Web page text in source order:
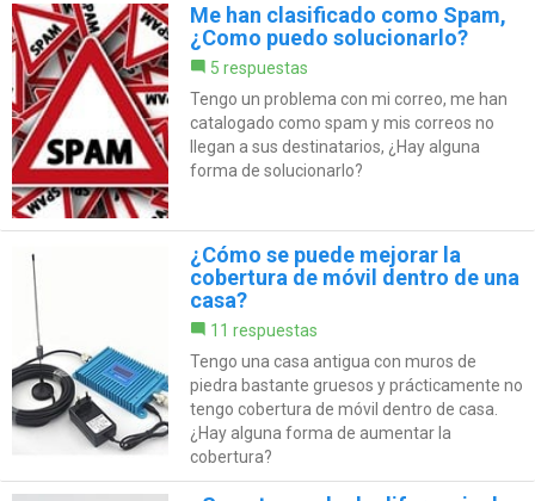
Me han clasificado como Spam,
¿Como puedo solucionarlo?
5 respuestas
Tengo un problema con mi correo, me han
catalogado como spam y mis correos no
llegan a sus destinatarios, ¿Hay alguna
forma de solucionarlo?
¿Cómo se puede mejorar la
cobertura de móvil dentro de una
casa?
11 respuestas
Tengo una casa antigua con muros de
piedra bastante gruesos y prácticamente no
tengo cobertura de móvil dentro de casa.
¿Hay alguna forma de aumentar la
cobertura?